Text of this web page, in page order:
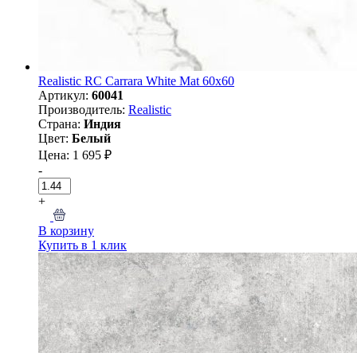
Realistic RC Carrara White Mat 60x60
Артикул: 60041
Производитель: Realistic
Страна: Индия
Цвет: Белый
Цена: 1 695 ₽
-
+
В корзину
Купить в 1 клик